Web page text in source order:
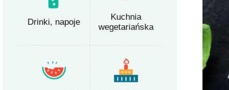
Drinki, napoje
Kuchnia
wegetariańska